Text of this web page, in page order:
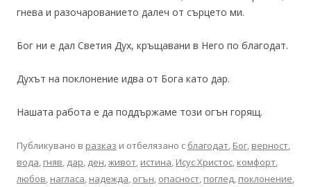
гнева и разочарованието далеч от сърцето ми.
Бог ни е дал Светия Дух, кръщавани в Него по благодат.
Духът на поклонение идва от Бога като дар.
Нашата работа е да поддържаме този огън горящ.
Публикувано в разказ и отбелязано с благодат, Бог, верност,
вода, гняв, дар, ден,живот, истина, Исус Христос, комфорт,
любов, нагласа, надежда, огън, опасност, поглед, поклонение,